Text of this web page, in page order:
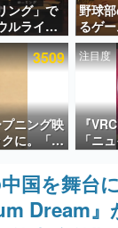
一覧
り記事
数が数千以上！ ペー
の人々に読まれた、
めました。
の企画書
ムクリエイターの方
ヒットする企画（ゲ
ング」で
ルライク
んはソウ
返事に失
」
野球
るゲ
シュ
対応
ダム
プロ
3509
プニング映
に。「東
コレクシ
発売
注目度
『
「ニ
や感
わいい
国を舞台
Dream』